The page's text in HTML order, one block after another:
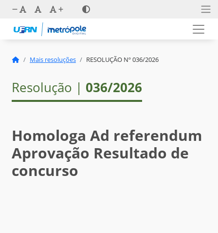
Mais resoluções RESOLUÇÃO Nº 036/2026
Resolução | 036/2026
Homologa Ad referendum
Aprovação Resultado de
concurso